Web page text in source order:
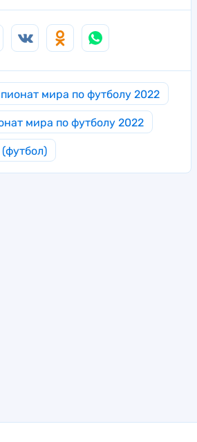
мира по футболу 2022
мира по футболу 2022